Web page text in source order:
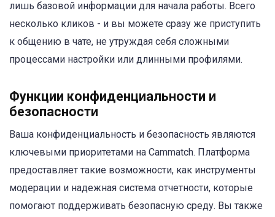
лишь базовой информации для начала работы. Всего
несколько кликов - и вы можете сразу же приступить
к общению в чате, не утруждая себя сложными
процессами настройки или длинными профилями.
Функции конфиденциальности и
безопасности
Ваша конфиденциальность и безопасность являются
ключевыми приоритетами на Cammatch. Платформа
предоставляет такие возможности, как инструменты
модерации и надежная система отчетности, которые
помогают поддерживать безопасную среду. Вы также